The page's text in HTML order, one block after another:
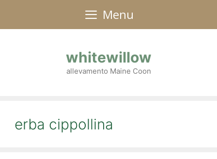
content
Menu
whitewillow
allevamento Maine Coon
erba cippollina